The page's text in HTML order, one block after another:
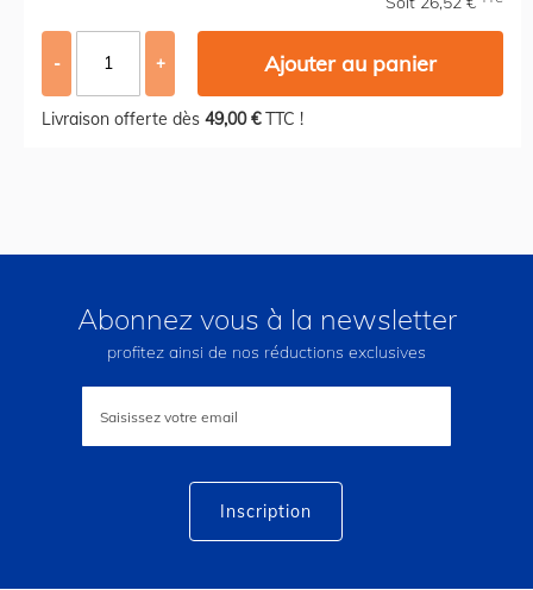
- + Ajouter au panier
Livraison offerte dès 49,00 €TTC !
Abonnez vous à la newsletter
profitez ainsi de nos réductions exclusives
lettre
Inscription